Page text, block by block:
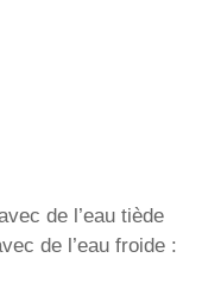
de l’eau tiède
de l’eau froide :